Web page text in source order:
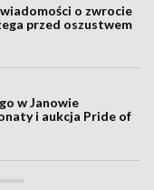
wiadomości o zwrocie
przed oszustwem
w Janowie
i aukcja Pride of